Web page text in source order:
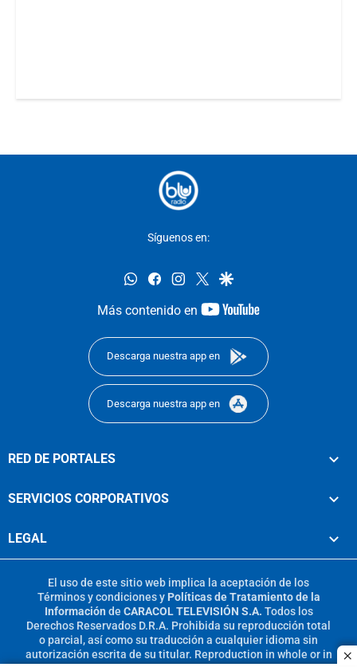
Síguenos en:
whatsappfacebookinstagram
twittergoogle
Más contenido en
youtube-
Descarga nuestra app en
Descarga nuestra app en
RED DE PORTALES
SERVICIOS CORPORATIVOS
LEGAL
El uso de este sitio web implica la aceptación de los
Términos y condicionesy Políticas de Tratamiento de la
Información de CARACOL TELEVISIÓN S.A. Todos los
Derechos Reservados D.R.A. Prohibida su reproducción total
o parcial, así como su traducción a cualquier idioma sin
autorización escrita de su titular. Reproduction in whole or in